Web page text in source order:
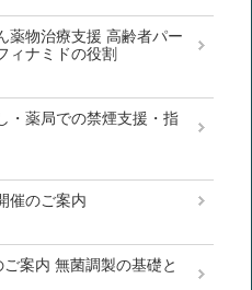
薬物治療支援 高齢者パー
ィナミドの役割
・薬局での禁煙支援・指
催のご案内
案内 無菌調製の基礎と